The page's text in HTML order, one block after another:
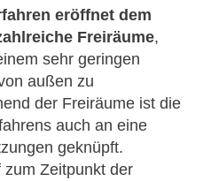
eröffnet dem
Freiräume,
sehr geringen
außen zu
der Freiräume ist die
auch an eine
geknüpft.
Zeitpunkt der